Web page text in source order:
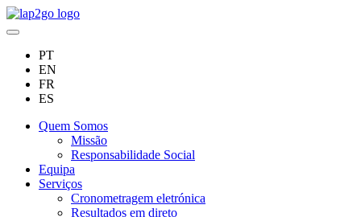
PT
EN
FR
ES
Quem Somos
Missão
Responsabilidade Social
Equipa
Serviços
Cronometragem eletrónica
Resultados em direto